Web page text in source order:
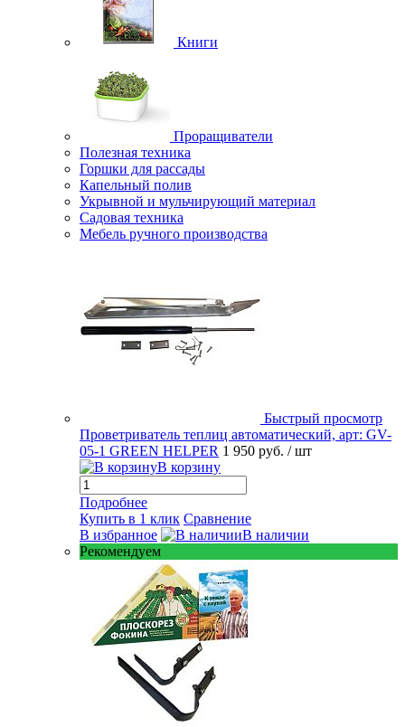
Книги
Проращиватели
Полезная техника
Горшки для рассады
Капельный полив
Укрывной и мульчирующий материал
Садовая техника
Мебель ручного производства
Быстрый просмотр
Проветриватель теплиц автоматический, арт: GV-
05-1 GREEN HELPER 1 950 руб. / шт
В корзину
Подробнее
Купить в 1 клик Сравнение
В избранное
В наличии
Рекомендуем